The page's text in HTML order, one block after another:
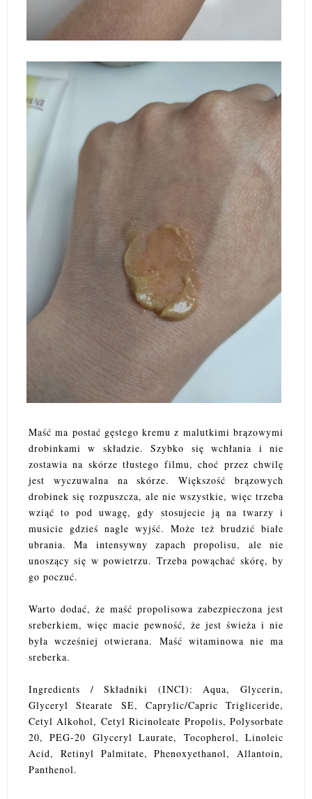
Maść ma postać gęstego kremu z malutkimi brązowymi
drobinkami w składzie. Szybko się wchłania i nie
zostawia na skórze tłustego filmu, choć przez chwilę
jest wyczuwalna na skórze. Większość brązowych
drobinek się rozpuszcza, ale nie wszystkie, więc trzeba
wziąć to pod uwagę, gdy stosujecie ją na twarzy i
musicie gdzieś nagle wyjść. Może też brudzić białe
ubrania. Ma intensywny zapach propolisu, ale nie
unoszący się w powietrzu. Trzeba powąchać skórę, by
go poczuć.
Warto dodać, że maść propolisowa zabezpieczona jest
sreberkiem, więc macie pewność, że jest świeża i nie
była wcześniej otwierana. Maść witaminowa nie ma
sreberka.
Ingredients / Składniki (INCI): Aqua, Glycerin,
Glyceryl Stearate SE, Caprylic/Capric Trigliceride,
Cetyl Alkohol, Cetyl Ricinoleate Propolis, Polysorbate
20, PEG-20 Glyceryl Laurate, Tocopherol, Linoleic
Acid, Retinyl Palmitate, Phenoxyethanol, Allantoin,
Panthenol.